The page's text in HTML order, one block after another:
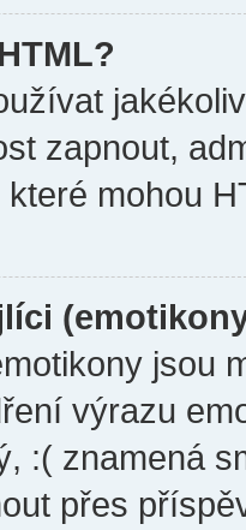
zapnout,
mohou
jsou
výrazu
:( znamená
přes